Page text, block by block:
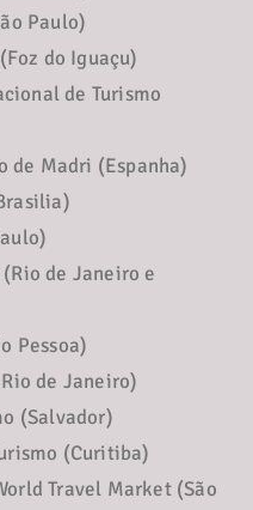
Paulo)
do Iguaçu)
de Turismo
de Madri (Espanha)
de Janeiro e
Pessoa)
de Janeiro)
(Salvador)
(Curitiba)
Travel Market (São